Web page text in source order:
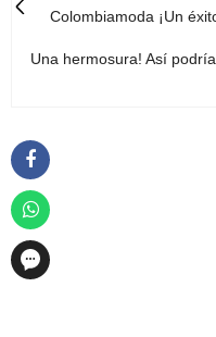
Colombiamoda ¡Un
Una hermosura! Así